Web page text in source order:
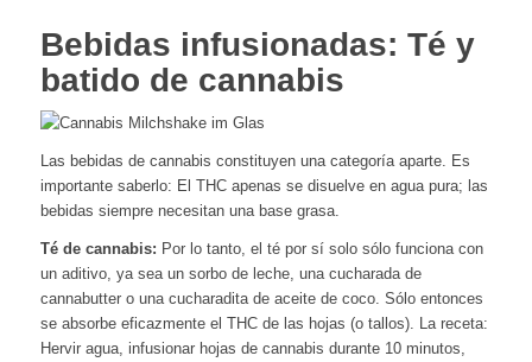
Bebidas infusionadas: Té y
batido de cannabis
Las bebidas de cannabis constituyen una categoría aparte. Es
importante saberlo: El THC apenas se disuelve en agua pura; las
bebidas siempre necesitan una base grasa.
Té de cannabis: Por lo tanto, el té por sí solo sólo funciona con
un aditivo, ya sea un sorbo de leche, una cucharada de
cannabutter o una cucharadita de aceite de coco. Sólo entonces
se absorbe eficazmente el THC de las hojas (o tallos). La receta:
Hervir agua, infusionar hojas de cannabis durante 10 minutos,